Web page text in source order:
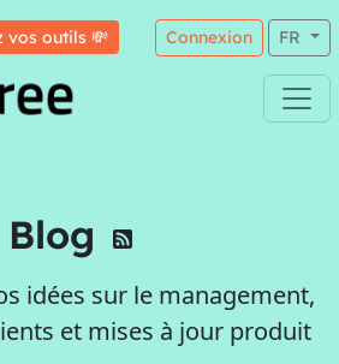
vos outils 💸 Connexion FR
Blog
idées sur le management,
et mises à jour produit